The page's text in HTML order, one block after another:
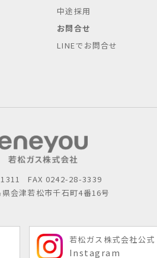
中途採用
お問合せ
LINEでお問合せ
FAX 0242-28-3339
会津若松市千石町4番16号
若松ガス株式会社公式
Instagram